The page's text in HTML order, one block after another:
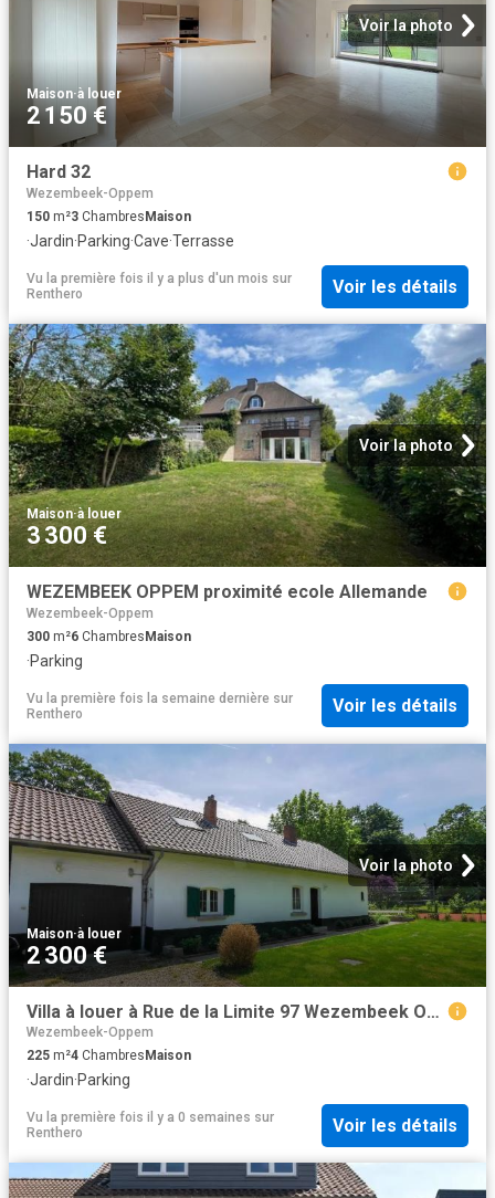
Voir la photo
Maison·à louer
2 150 €
Hard 32
Wezembeek-Oppem
150 m²3 Chambres Maison
·Jardin·Parking·Cave·Terrasse
Vu la première fois il y a plus d'un mois sur
Renthero
Voir les détails
Voir la photo
Maison·à louer
3 300 €
WEZEMBEEK OPPEM proximité ecole Allemande
Wezembeek-Oppem
300 m²6 ChambresMaison
·Parking
Vu la première fois la semaine dernière sur
Renthero
Voir les détails
Voir la photo
Maison·à louer
2 300 €
Villa à louer à Rue de la Limite 97 Wezembeek Oppem
Wezembeek-Oppem
225 m²4 Chambres Maison
·Jardin·Parking
Vu la première fois il y a 0 semaines sur
Renthero
Voir les détails